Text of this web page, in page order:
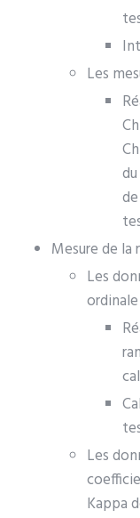
Les
Mesure de
Les
Les
Kappa